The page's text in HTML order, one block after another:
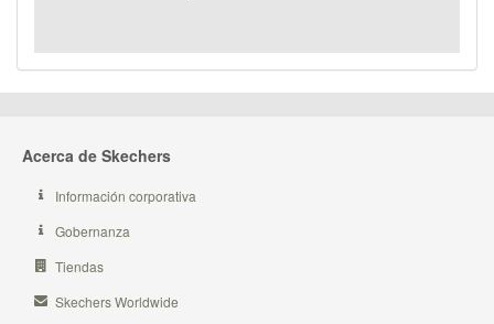
Acerca de Skechers
Información corporativa
Gobernanza
Tiendas
Skechers Worldwide